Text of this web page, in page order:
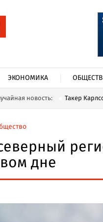
ЭКОНОМИКА
новость: Такер
дне